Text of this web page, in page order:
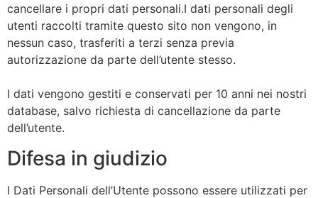
cancellare i propri dati personali.I dati personali degli
utenti raccolti tramite questo sito non vengono, in
nessun caso, trasferiti a terzi senza previa
autorizzazione da parte dell’utente stesso.
I dati vengono gestiti e conservati per 10 anni nei nostri
database, salvo richiesta di cancellazione da parte
dell’utente.
Difesa in giudizio
I Dati Personali dell’Utente possono essere utilizzati per